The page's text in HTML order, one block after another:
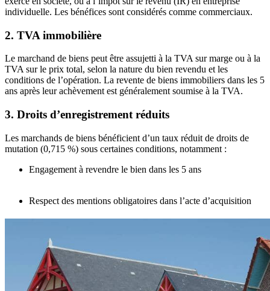
individuelle. Les bénéfices sont considérés comme commerciaux.
2. TVA immobilière
Le marchand de biens peut être assujetti à la TVA sur marge ou à la
TVA sur le prix total, selon la nature du bien revendu et les
conditions de l’opération. La revente de biens immobiliers dans les 5
ans après leur achèvement est généralement soumise à la TVA.
3. Droits d’enregistrement réduits
Les marchands de biens bénéficient d’un taux réduit de droits de
mutation (0,715 %) sous certaines conditions, notamment :
Engagement à revendre le bien dans les 5 ans
Respect des mentions obligatoires dans l’acte d’acquisition